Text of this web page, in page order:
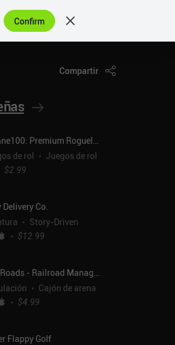
ES
Compartir
Octane100: Premium Roguelike
de rol
Juegos de rol
$2.99
Delivery Co.
Story-Driven
$12.99
Iron Roads - Railroad Manager
Cajón de arena
$4.99
Flappy Golf
Confirm